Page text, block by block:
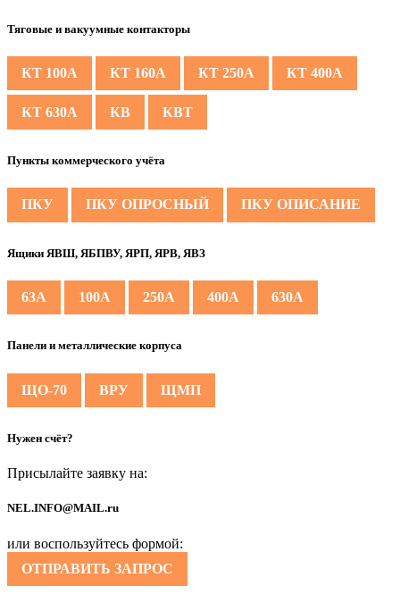
Тяговые и вакуумные контакторы
КТ 100А КТ 160А КТ 250А КТ 400А
КТ 630А КВ КВТ
Пункты коммерческого учёта
ПКУ ПКУ ОПРОСНЫЙ ПКУ ОПИСАНИЕ
Ящики ЯВШ, ЯБПВУ, ЯРП, ЯРВ, ЯВЗ
63А 100А 250А 400А 630А
Панели и металлические корпуса
ЩО-70 ВРУ ЩМП
Нужен счёт?
Присылайте заявку на:
NEL.INFO@MAIL.ru
или воспользуйтесь формой:
ОТПРАВИТЬ ЗАПРОС